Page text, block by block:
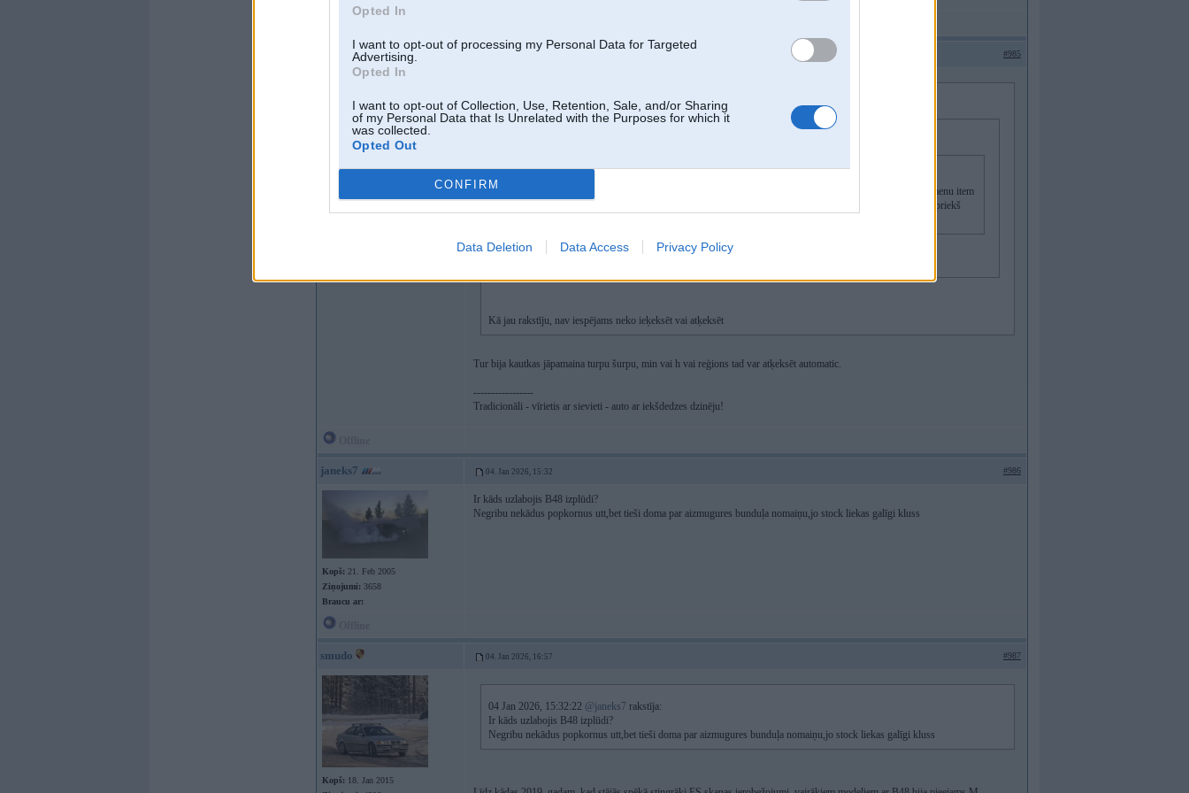
Opted In
I want to opt-out of processing my Personal Data for Targeted
Advertising.
Opted In
I want to opt-out of Collection, Use, Retention, Sale, and/or Sharing
of my Personal Data that Is Unrelated with the Purposes for which it
was collected.
Opted Out
CONFIRM
Data Deletion Data Access Privacy Policy
protams #985
27 Nov 2025, 15:24:02@Heinisrakstīja:
Šoruden ievēroju, ka F36 LCI automātiski nepārregulēja pulksteni pie laika griešanas. Idrive redzu menu item
"Automatic time setting", bet opcija ir iekrāsota pelēka un nav iespējams ieķeksēt. Skaidri zinu, ka iepriekš
Kā jau rakstīju, nav iespējams neko ieķeksēt vai atķeksēt
Tur bija kautkas jāpamaina turpu šurpu, min vai h vai reģions tad var atķeksēt automatic.
-----------------
Tradicionāli - vīrietis ar sievieti - auto ar iekšdedzes dzinēju!
janeks7 04. Jan 2026, 15:32 #986
Kopš: 21. Feb 2005
Ziņojumi: 3658
Braucu ar:
Ir kāds uzlabojis B48 izplūdi?
Negribu nekādus popkornus utt,bet tieši doma par aizmugures bunduļa nomaiņu,jo stock liekas galīgi kluss
smudo 04. Jan 2026, 16:57 #987
Kopš: 18. Jan 2015
04 Jan 2026, 15:32:22 @janeks7 rakstīja:
Ir kāds uzlabojis B48 izplūdi?
Negribu nekādus popkornus utt,bet tieši doma par aizmugures bunduļa nomaiņu,jo stock liekas galīgi kluss